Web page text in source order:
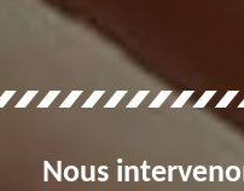
Nous